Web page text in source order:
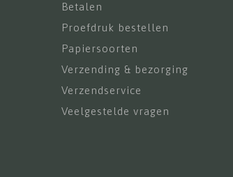
Betalen
Proefdruk bestellen
Papiersoorten
Verzending & bezorging
Verzendservice
Veelgestelde vragen